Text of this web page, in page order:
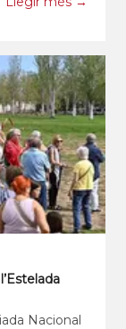
Nacional